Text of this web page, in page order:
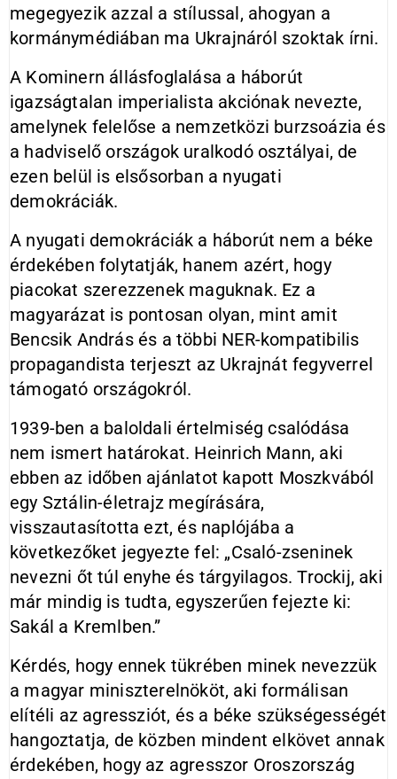
megegyezik azzal a stílussal, ahogyan a
kormánymédiában ma Ukrajnáról szoktak írni.
A Kominern állásfoglalása a háborút
igazságtalan imperialista akciónak nevezte,
amelynek felelőse a nemzetközi burzsoázia és
a hadviselő országok uralkodó osztályai, de
ezen belül is elsősorban a nyugati
demokráciák.
A nyugati demokráciák a háborút nem a béke
érdekében folytatják, hanem azért, hogy
piacokat szerezzenek maguknak. Ez a
magyarázat is pontosan olyan, mint amit
Bencsik András és a többi NER-kompatibilis
propagandista terjeszt az Ukrajnát fegyverrel
támogató országokról.
1939-ben a baloldali értelmiség csalódása
nem ismert határokat. Heinrich Mann, aki
ebben az időben ajánlatot kapott Moszkvából
egy Sztálin-életrajz megírására,
visszautasította ezt, és naplójába a
következőket jegyezte fel: „Csaló-zseninek
nevezni őt túl enyhe és tárgyilagos. Trockij, aki
már mindig is tudta, egyszerűen fejezte ki:
Sakál a Kremlben.”
Kérdés, hogy ennek tükrében minek nevezzük
a magyar miniszterelnököt, aki formálisan
elítéli az agressziót, és a béke szükségességét
hangoztatja, de közben mindent elkövet annak
érdekében, hogy az agresszor Oroszország